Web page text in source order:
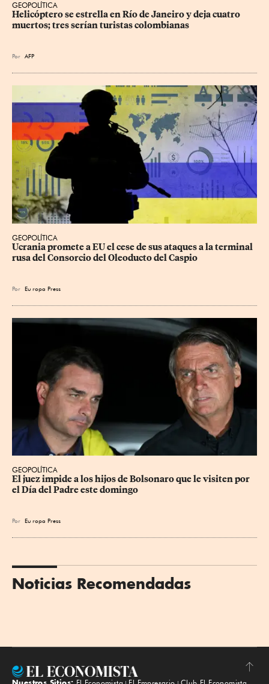
GEOPOLÍTICA
Helicóptero se estrella en Río de Janeiro y deja cuatro
muertos; tres serían turistas colombianas
Por AFP
GEOPOLÍTICA
Ucrania promete a EU el cese de sus ataques a la terminal
rusa del Consorcio del Oleoducto del Caspio
Por Eu ropa Press
GEOPOLÍTICA
El juez impide a los hijos de Bolsonaro que le visiten por
el Día del Padre este domingo
Por Eu ropa Press
Noticias Recomendadas